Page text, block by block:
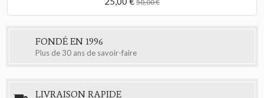
50,00 €
FONDÉ EN 1996
Plus de 30 ans de savoir-faire
LIVRAISON RAPIDE